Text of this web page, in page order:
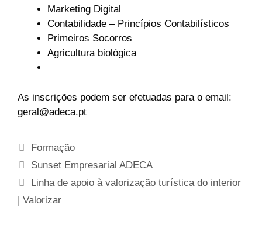
Marketing Digital
Contabilidade – Princípios Contabilísticos
Primeiros Socorros
Agricultura biológica
As inscrições podem ser efetuadas para o email:
geral@adeca.pt
Formação
Sunset Empresarial ADECA
Linha de apoio à valorização turística do interior
| Valorizar